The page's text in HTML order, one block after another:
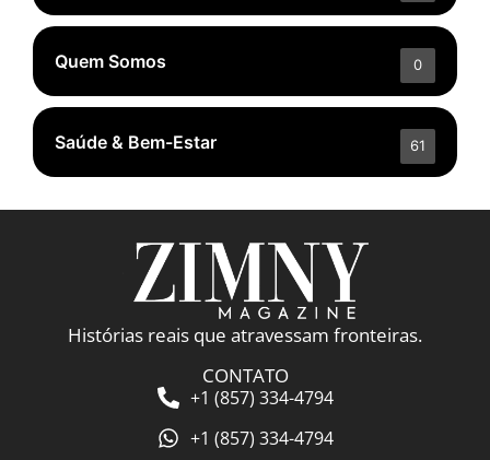
Quem Somos 0
Saúde & Bem-Estar 61
Histórias reais que atravessam fronteiras.
CONTATO
+1 (857) 334-4794
+1 (857) 334-4794